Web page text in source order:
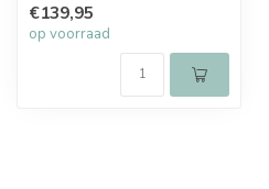
€139,95
op voorraad